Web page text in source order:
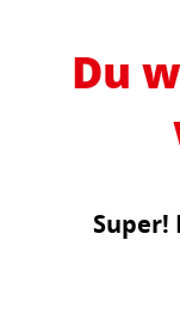
Du
Super!